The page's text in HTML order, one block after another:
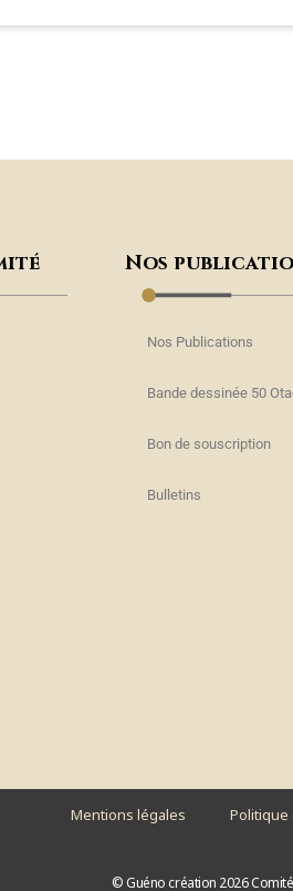
Nos
Nos Publications
Bande dessinée 50
Bon de souscription
Bulletins
Mentions légales Politique
© Guéno création 2026